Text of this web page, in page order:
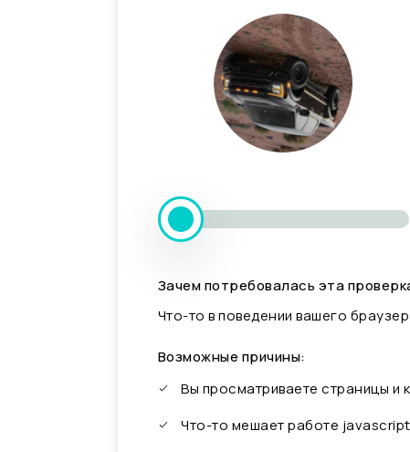
Зачем потребовалась эта
Что-то в поведении вашего
Возможные причины:
Вы просматриваете страницы
Что-то мешает работе